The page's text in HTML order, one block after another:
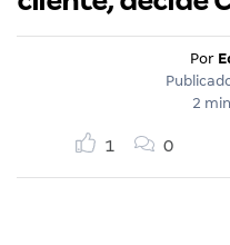
Por
2
1 0